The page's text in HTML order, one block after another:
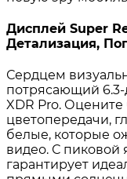
Дисплей Super
Детализация,
Сердцем
потрясающий
XDR Pro.
цветопередачи,
белые, которые
видео. С пиковой
гарантирует